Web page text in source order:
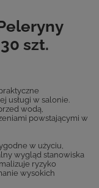
szt.
usługi w salonie.
wodą,
powstającymi w
w użyciu,
wygląd stanowiska
ryzyko
wysokich